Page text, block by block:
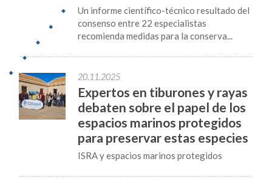
Un informe científico-técnico resultado del
consenso entre 22 especialistas
recomienda medidas para la conserva...
20.11.2025
Expertos en tiburones y rayas
debaten sobre el papel de los
espacios marinos protegidos
para preservar estas especies
ISRA y espacios marinos protegidos